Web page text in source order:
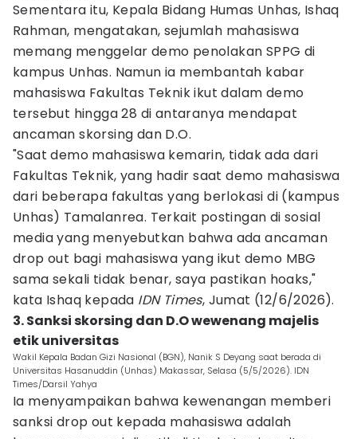
Sementara itu, Kepala Bidang Humas Unhas, Ishaq
Rahman, mengatakan, sejumlah mahasiswa
memang menggelar demo penolakan SPPG di
kampus Unhas. Namun ia membantah kabar
mahasiswa Fakultas Teknik ikut dalam demo
tersebut hingga 28 di antaranya mendapat
ancaman skorsing dan D.O.
"Saat demo mahasiswa kemarin, tidak ada dari
Fakultas Teknik, yang hadir saat demo mahasiswa
dari beberapa fakultas yang berlokasi di (kampus
Unhas) Tamalanrea. Terkait postingan di sosial
media yang menyebutkan bahwa ada ancaman
drop out bagi mahasiswa yang ikut demo MBG
sama sekali tidak benar, saya pastikan hoaks,"
kata Ishaq kepada IDN Times, Jumat (12/6/2026).
3. Sanksi skorsing dan D.O wewenang majelis
etik universitas
Wakil Kepala Badan Gizi Nasional (BGN), Nanik S Deyang saat berada di
Universitas Hasanuddin (Unhas) Makassar, Selasa (5/5/2026). IDN
Times/Darsil Yahya
Ia menyampaikan bahwa kewenangan memberi
sanksi drop out kepada mahasiswa adalah